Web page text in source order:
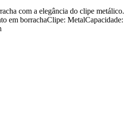
com a elegância do clipe metálico.
em borrachaClipe: MetalCapacidade: